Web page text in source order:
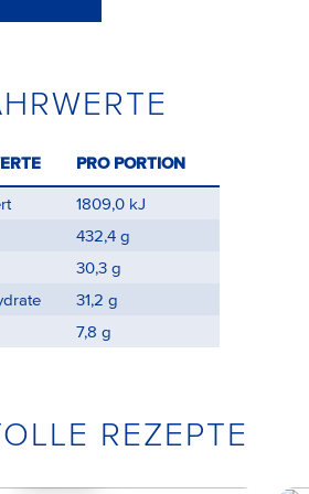
PRO PORTION
1809,0 kJ
432,4 g
30,3 g
31,2 g
7,8 g
REZEPTE
Grill- oder